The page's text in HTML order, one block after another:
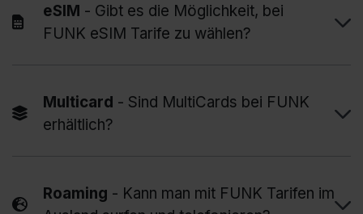
eSIM - Gibt es die Möglichkeit, bei
FUNK eSIM Tarife zu wählen?
Multicard - Sind MultiCards bei FUNK
erhältlich?
Roaming - Kann man mit FUNK Tarifen im